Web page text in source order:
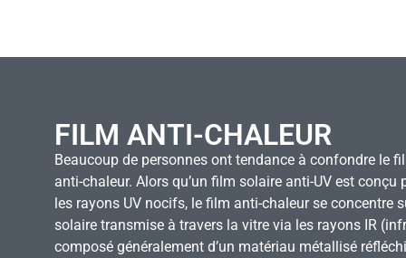
FILM ANTI-CHALEUR
Beaucoup de personnes ont tendance à confondre le
anti-chaleur. Alors qu’un film solaire anti-UV est
les rayons UV nocifs, le film anti-chaleur se concentre
solaire transmise à travers la vitre via les rayons IR
composé généralement d’un matériau métallisé